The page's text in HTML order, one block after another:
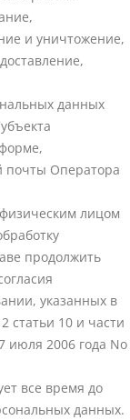
и уничтожение,
данных
почты Оператора
лицом
продолжить
указанных в
статьи 10 и части
июля 2006 года No
все время до
данных.